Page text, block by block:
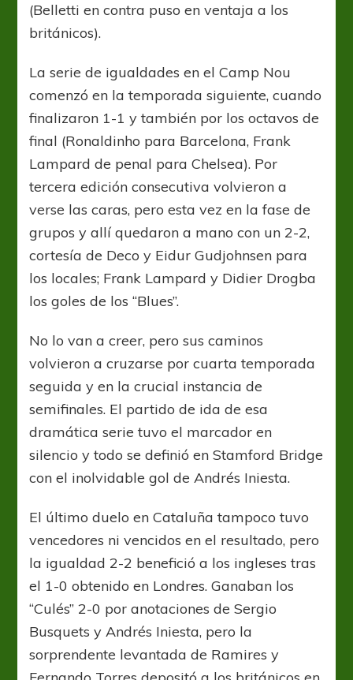
(Belletti en contra puso en ventaja a los
británicos).
La serie de igualdades en el Camp Nou
comenzó en la temporada siguiente, cuando
finalizaron 1-1 y también por los octavos de
final (Ronaldinho para Barcelona, Frank
Lampard de penal para Chelsea). Por
tercera edición consecutiva volvieron a
verse las caras, pero esta vez en la fase de
grupos y allí quedaron a mano con un 2-2,
cortesía de Deco y Eidur Gudjohnsen para
los locales; Frank Lampard y Didier Drogba
los goles de los “Blues”.
No lo van a creer, pero sus caminos
volvieron a cruzarse por cuarta temporada
seguida y en la crucial instancia de
semifinales. El partido de ida de esa
dramática serie tuvo el marcador en
silencio y todo se definió en Stamford Bridge
con el inolvidable gol de Andrés Iniesta.
El último duelo en Cataluña tampoco tuvo
vencedores ni vencidos en el resultado, pero
la igualdad 2-2 benefició a los ingleses tras
el 1-0 obtenido en Londres. Ganaban los
“Culés” 2-0 por anotaciones de Sergio
Busquets y Andrés Iniesta, pero la
sorprendente levantada de Ramires y